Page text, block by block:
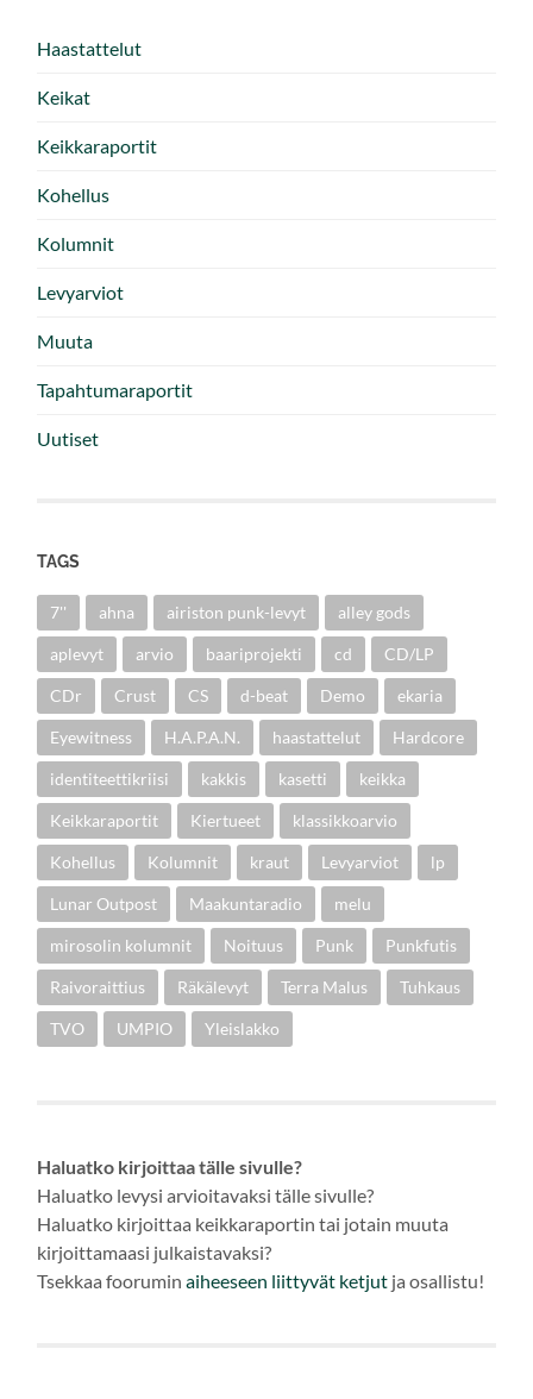
Haastattelut
Keikat
Keikkaraportit
Kohellus
Kolumnit
Levyarviot
Muuta
Tapahtumaraportit
Uutiset
TAGS
7'' ahna airiston punk-levyt alley gods
aplevyt arvio baariprojekti cd CD/LP
CDr Crust CS d-beat Demo ekaria
Eyewitness H.A.P.A.N. haastattelut Hardcore
identiteettikriisi kakkis kasetti keikka
Keikkaraportit Kiertueet klassikkoarvio
Kohellus Kolumnit kraut Levyarviot lp
Lunar Outpost Maakuntaradio melu
mirosolin kolumnit Noituus Punk Punkfutis
Raivoraittius Räkälevyt Terra Malus Tuhkaus
TVO UMPIO Yleislakko
Haluatko kirjoittaa tälle sivulle?
Haluatko levysi arvioitavaksi tälle sivulle?
Haluatko kirjoittaa keikkaraportin tai jotain muuta
kirjoittamaasi julkaistavaksi?
Tsekkaa fooruminaiheeseen liittyvät ketjut ja osallistu!